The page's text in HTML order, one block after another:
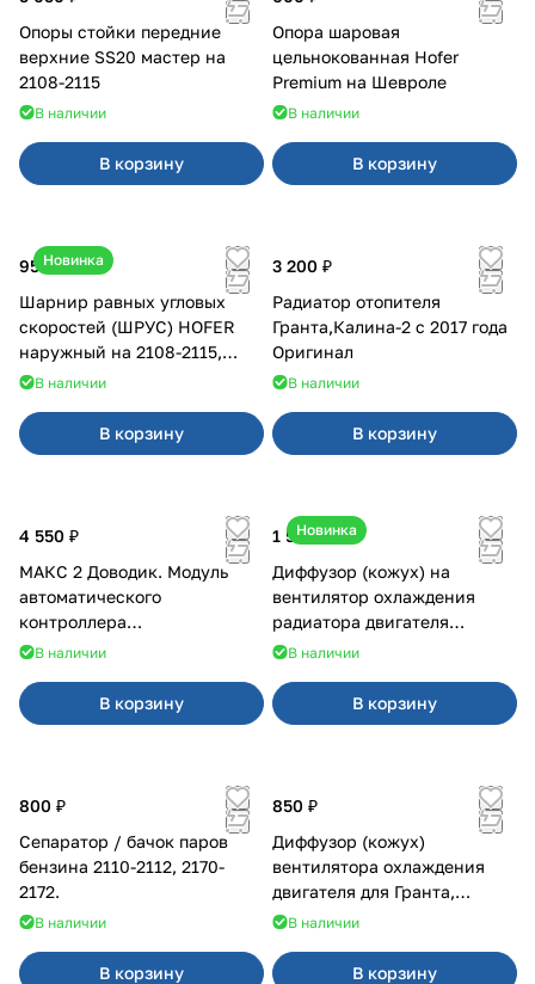
Опоры стойки передние
верхние SS20 мастер на
2108-2115
В наличии
В корзину
Опора шаровая
цельнокованная Hofer
Premium на Шевроле
В наличии
В корзину
Новинка
950 ₽
Шарнир равных угловых
скоростей (ШРУС) HOFER
наружный на 2108-2115,
2110-2112
В наличии
В корзину
3 200 ₽
Радиатор отопителя
Гранта,Калина-2 с 2017 года
Оригинал
В наличии
В корзину
4 550 ₽
МАКС 2 Доводик. Модуль
автоматического
контроллера
стеклоподъемников для
В наличии
В корзину
Новинка
1 500 ₽
Диффузор (кожух) на
вентилятор охлаждения
радиатора двигателя
Приора 2170 Panasonic
В наличии
В корзину
800 ₽
Сепаратор / бачок паров
бензина 2110-2112, 2170-
2172.
В наличии
В корзину
850 ₽
Диффузор (кожух)
вентилятора охлаждения
двигателя для Гранта,
Калина-2, Датсун нового
В наличии
В корзину